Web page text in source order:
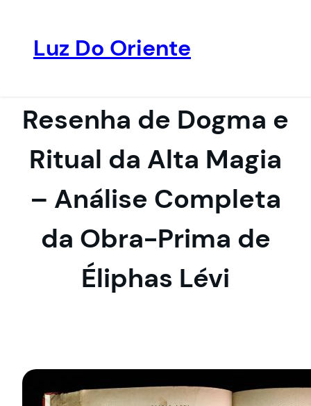
conteúdo
Luz Do Oriente
Resenha de Dogma e
Ritual da Alta Magia
– Análise Completa
da Obra-Prima de
Éliphas Lévi